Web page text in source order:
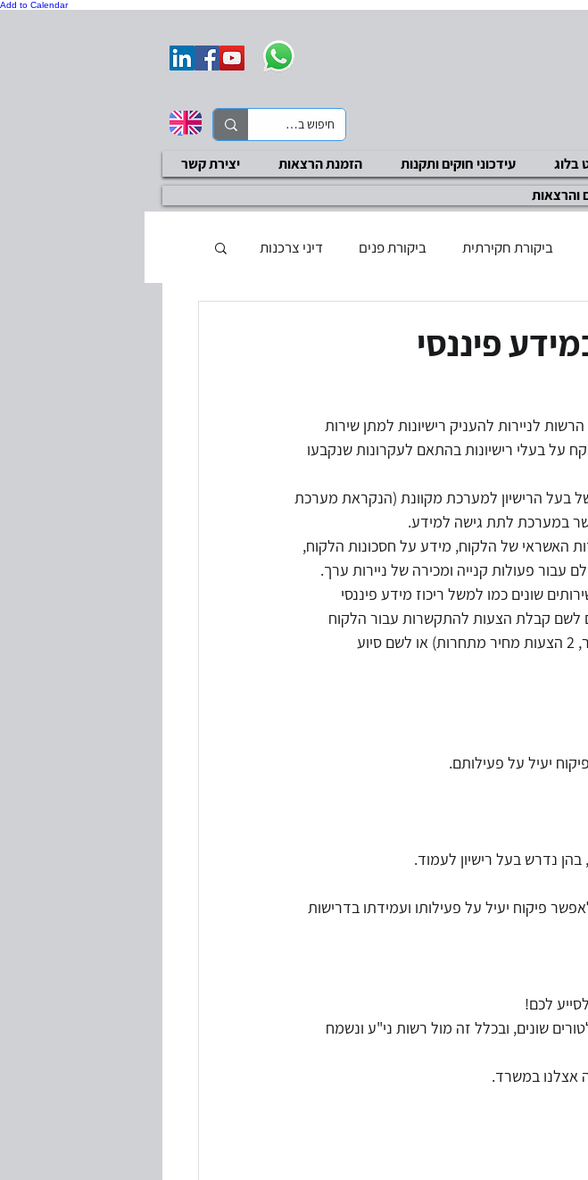
Add to Calendar
בלוג עידכוני חוקים ותקנות הזמנת הרצאות
יצירת קשר
והרצאות
ביקורת חקירתית ביקורת פנים דיני צרכנות
דיני צרכנות חוק הגנת הפרטיות
נגישות אתרים עידכוני חוקים ותקנות
פיננסי
אשר נחקק בנובמבר 2021 הסמיך את הרשות לניירות להעניק רישיונות למתן שירות
על בעלי רישיונות בהתאם לעקרונות שנקבעו
בעל הרישיון למערכת מקוונת (הנקראת מערכת
במערכת לתת גישה למידע.
האשראי של הלקוח, מידע על חסכונות הלקוח,
פעולות קנייה ומכירה של ניירות ערך.
שונים כמו למשל ריכוז מידע פיננסי
לשם קבלת הצעות להתקשרות עבור הלקוח
לשירותים פיננסיים שאותם הלקוח צורך או מבקש לצרוך (כלומר, 2 הצעות מחיר מתחרות) או לשם סיוע
יעיל על פעילותם.
בהן נדרש בעל רישיון לעמוד.
פיקוח יעיל על פעילותו ועמידתו בדרישות
לכם!
שונים, ובכלל זה מול רשות ני"ע ונשמח
אצלנו במשרד.